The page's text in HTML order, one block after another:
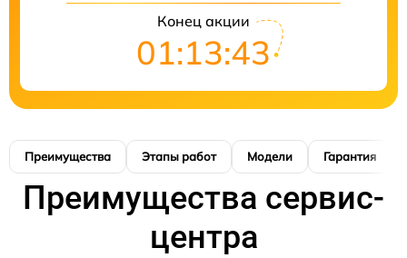
Конец акции
01:13:42
Преимущества Этапы работ Модели Гарантия
Преимущества сервис-
центра